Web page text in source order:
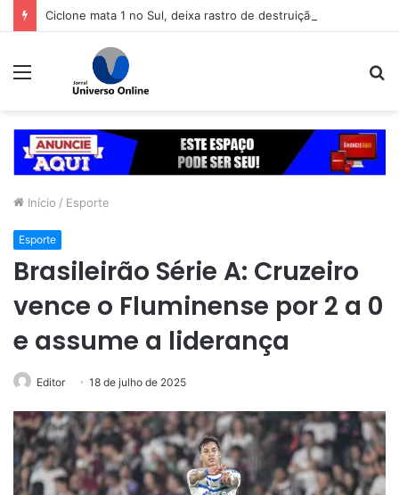
Menu
Início / Esporte
Esporte
Brasileirão Série A: Cruzeiro
vence o Fluminense por 2 a 0
e assume a liderança
Editor 18 de julho de 2025